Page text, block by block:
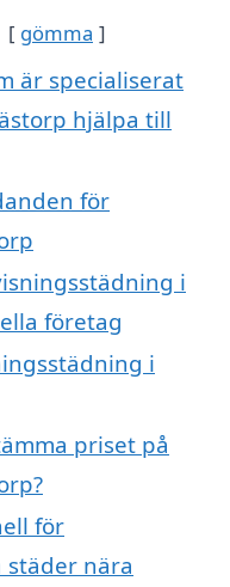
gömma
är specialiserat
hjälpa till
för
i
företag
i
priset på
för
nära